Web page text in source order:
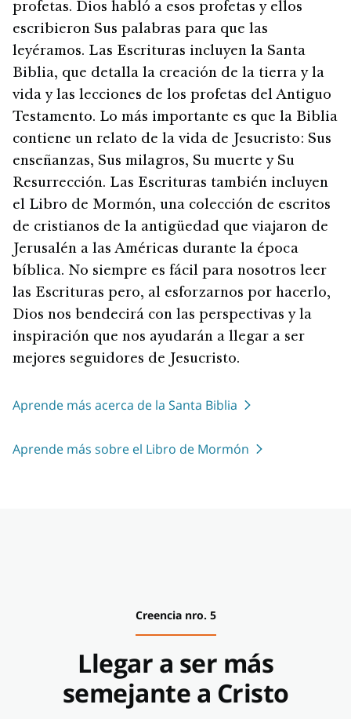
profetas. Dios habló a esos profetas y ellos
escribieron Sus palabras para que las
leyéramos. Las Escrituras incluyen la Santa
Biblia, que detalla la creación de la tierra y la
vida y las lecciones de los profetas del Antiguo
Testamento. Lo más importante es que la Biblia
contiene un relato de la vida de Jesucristo: Sus
enseñanzas, Sus milagros, Su muerte y Su
Resurrección. Las Escrituras también incluyen
el Libro de Mormón, una colección de escritos
de cristianos de la antigüedad que viajaron de
Jerusalén a las Américas durante la época
bíblica. No siempre es fácil para nosotros leer
las Escrituras pero, al esforzarnos por hacerlo,
Dios nos bendecirá con las perspectivas y la
inspiración que nos ayudarán a llegar a ser
mejores seguidores de Jesucristo.
Aprende más acerca de la Santa Biblia
Aprende más sobre el Libro de Mormón
Creencia nro. 5
Llegar a ser más
semejante a Cristo